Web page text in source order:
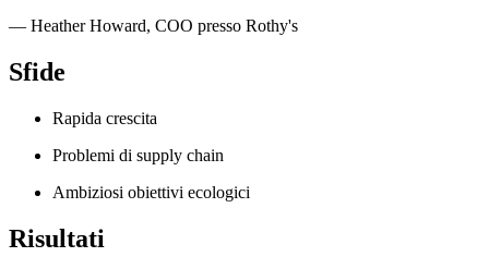
— Heather Howard, COO presso Rothy's
Sfide
Rapida crescita
Problemi di supply chain
Ambiziosi obiettivi ecologici
Risultati